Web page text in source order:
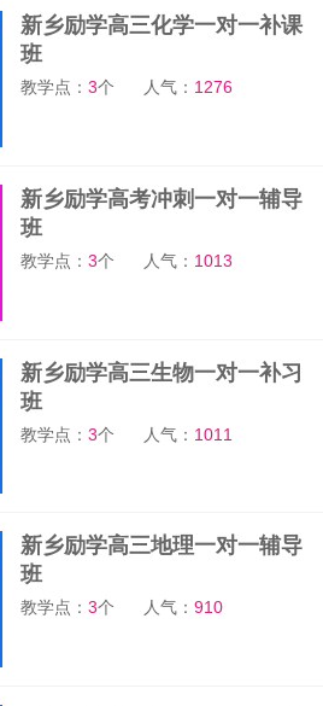
新乡励学高三化学一对一补课
班
教学点：3个 人气： 1276
新乡励学高考冲刺一对一辅导
班
教学点：3个 人气： 1013
新乡励学高三生物一对一补习
班
教学点：3个 人气： 1011
新乡励学高三地理一对一辅导
班
教学点：3个 人气：910